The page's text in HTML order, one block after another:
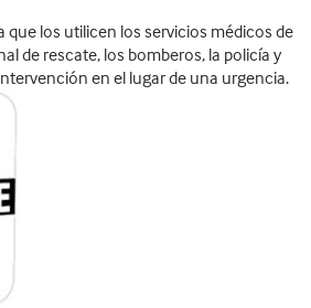
que los utilicen los servicios médicos de
de rescate, los bomberos, la policía y
en el lugar de una urgencia.